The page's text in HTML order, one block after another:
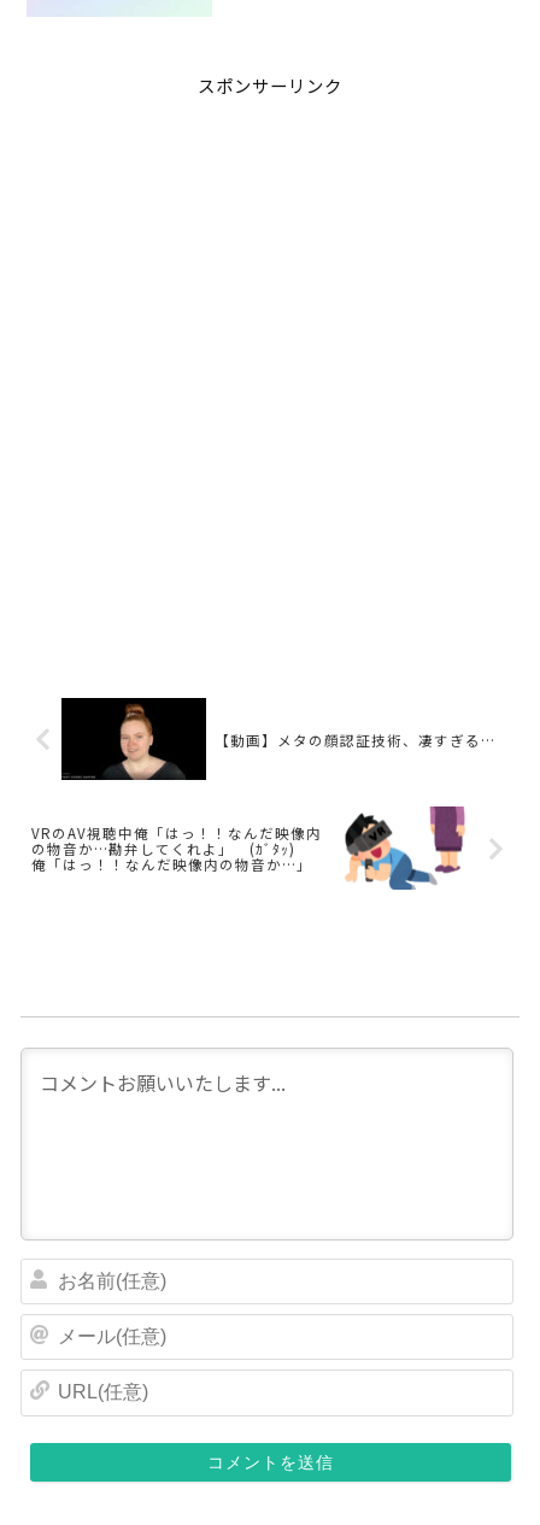
スポンサーリンク
【動画】メタの顔認証技術、凄すぎる…
VRのAV視聴中俺「はっ！！なんだ映像内
の物音か…勘弁してくれよ」 (ｶﾞﾀｯ)
俺「はっ！！なんだ映像内の物音か…」
前
任
)
ル